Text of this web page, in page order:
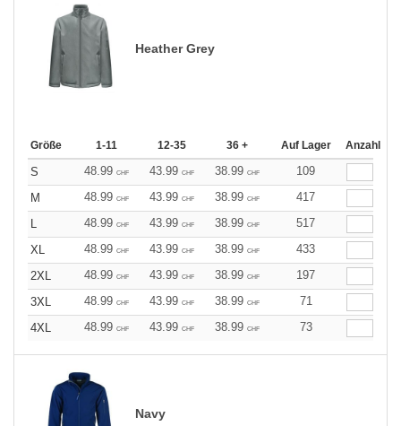
Heather Grey
Größe 1-11 12-35 36 + Auf Lager Anzahl
S 48.99 CHF 43.99 CHF 38.99 CHF
109
M
48.99 CHF 43.99 CHF 38.99 CHF
417
L
48.99 CHF 43.99 CHF 38.99 CHF
517
XL
48.99 CHF 43.99 CHF 38.99 CHF
433
2XL
48.99 CHF 43.99 CHF 38.99 CHF
197
3XL
48.99 CHF 43.99 CHF 38.99 CHF
71
4XL
48.99 CHF 43.99 CHF 38.99 CHF 73
Navy